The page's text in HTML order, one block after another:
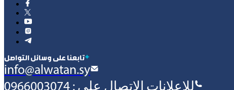
‫تابعنا على وسائل التواصل
info@alwatan.sy
للإعلانات الإتصال على : 0966003074